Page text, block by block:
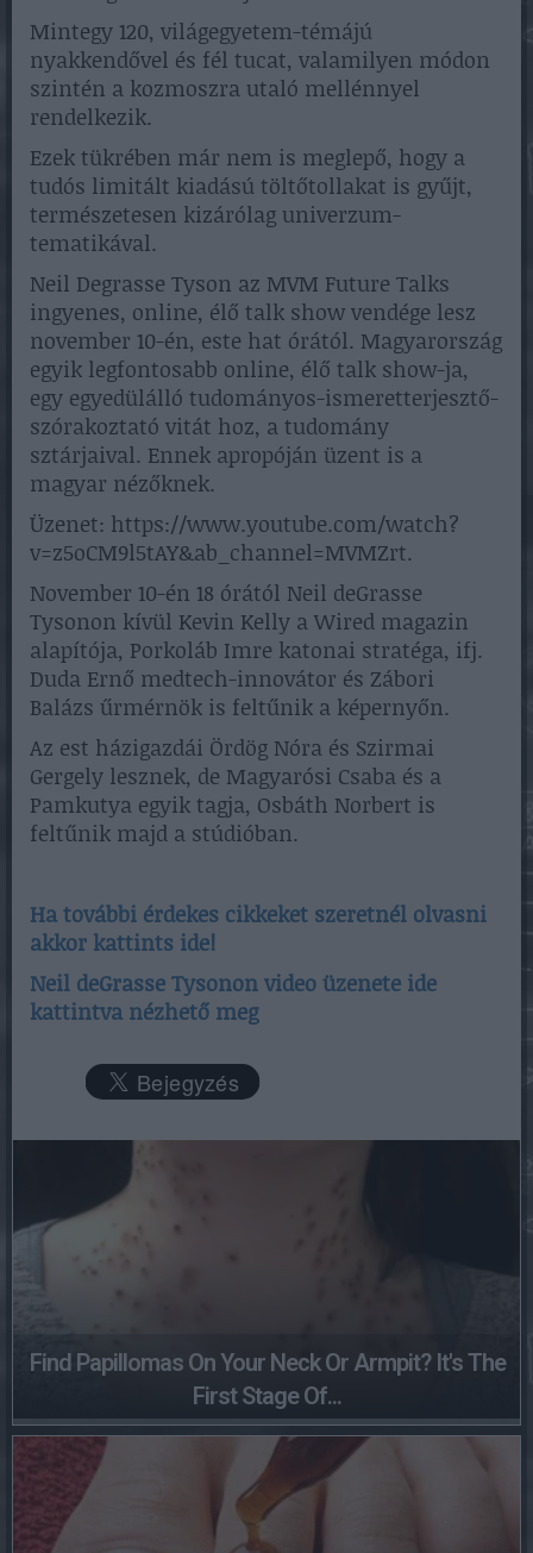
Mintegy 120, világegyetem-témájú
nyakkendővel és fél tucat, valamilyen módon
szintén a kozmoszra utaló mellénnyel
rendelkezik.
Ezek tükrében már nem is meglepő, hogy a
tudós limitált kiadású töltőtollakat is gyűjt,
természetesen kizárólag univerzum-
tematikával.
Neil Degrasse Tyson az MVM Future Talks
ingyenes, online, élő talk show vendége lesz
november 10-én, este hat órától. Magyarország
egyik legfontosabb online, élő talk show-ja,
egy egyedülálló tudományos-ismeretterjesztő-
szórakoztató vitát hoz, a tudomány
sztárjaival. Ennek apropóján üzent is a
magyar nézőknek.
Üzenet: https://www.youtube.com/watch?
v=z5oCM9l5tAY&ab_channel=MVMZrt.
November 10-én 18 órától Neil deGrasse
Tysonon kívül Kevin Kelly a Wired magazin
alapítója, Porkoláb Imre katonai stratéga, ifj.
Duda Ernő medtech-innovátor és Zábori
Balázs űrmérnök is feltűnik a képernyőn.
Az est házigazdái Ördög Nóra és Szirmai
Gergely lesznek, de Magyarósi Csaba és a
Pamkutya egyik tagja, Osbáth Norbert is
feltűnik majd a stúdióban.
Ha további érdekes cikkeket szeretnél olvasni
akkor kattints ide!
Neil deGrasse Tysonon video üzenete ide
kattintva nézhető meg
Find Papillomas On Your Neck Or Armpit? It's The
First Stage Of...